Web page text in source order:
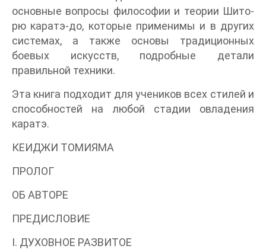
основные вопросы философии и теории Шито-
рю каратэ-до, которые применимы и в других
системах, а также основы традиционных
боевых искусств, подробные детали
правильной техники.
Эта книга подходит для учеников всех стилей и
способностей на любой стадии овладения
каратэ.
КЕИДЖИ ТОМИЯМА
ПРОЛОГ
ОБ АВТОРЕ
ПРЕДИСЛОВИЕ
I. ДУХОВНОЕ РАЗВИТОЕ